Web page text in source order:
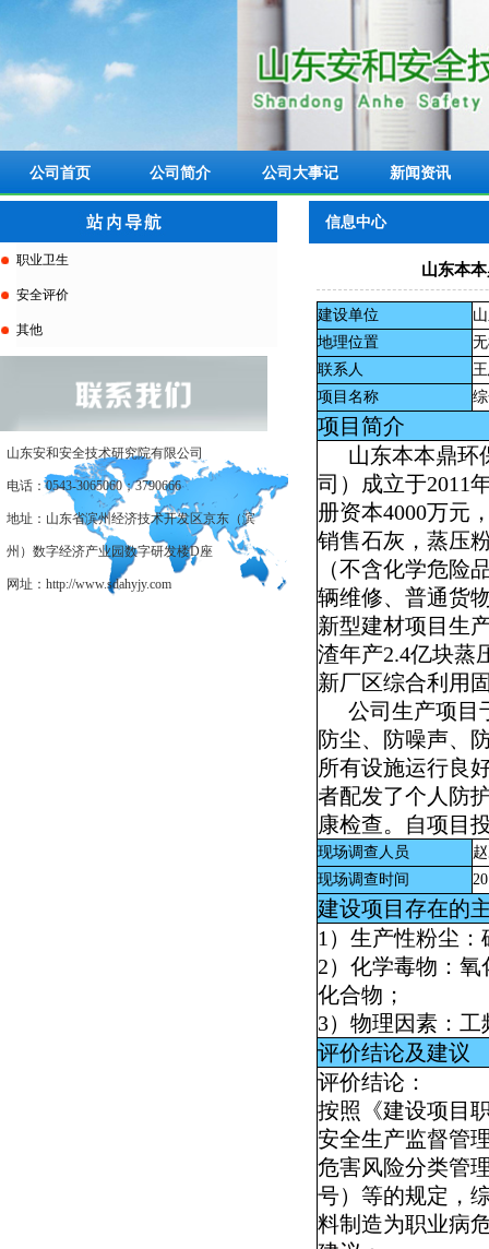
公司首页 公司简介 公司大事记 新闻资讯
职业卫生
安全评价
其他
山东安和安全技术研究院有限公司
电话：0543-3065060；3790666
地址：山东省滨州经济技术开发区京东（滨
州）数字经济产业园数字研发楼D座
网址：http://www.sdahyjy.com
信息中心
山东本
建设单位
地理位置
联系人
项目名称
项目简介
山东本本鼎环
司）成立于2011
册资本4000万元
销售石灰，蒸压
（不含化学危险
辆维修、普通货
新型建材项目生
渣年产2.4亿块蒸
新厂区综合利用
公司生产项目
防尘、防噪声、
所有设施运行良
者配发了个人防
康检查。自项目
现场调查人员
现场调查时间
建设项目存在的
1 ）生产性粉尘
2）化学毒物：
化合物；
3）物理因素：
评价结论及建议
评价结论：
按照 《建设项目
安全生产监督管
危害风险分类管
号）等的规定，
料制造为职业病